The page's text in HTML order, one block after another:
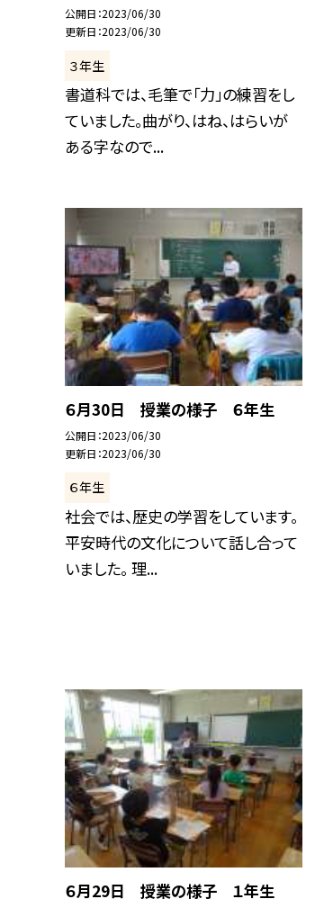
公開日 2023/06/30
更新日 2023/06/30
３年生
書道科では、毛筆で「力」の練習をし
ていました。曲がり、はね、はらいが
ある字なので...
６月30日 授業の様子 ６年生
公開日 2023/06/30
更新日 2023/06/30
６年生
社会では、歴史の学習をしています。
平安時代の文化について話し合って
いました。 理...
６月29日 授業の様子 １年生